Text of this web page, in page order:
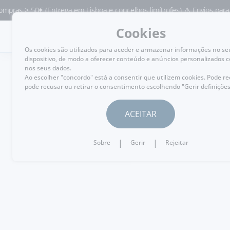
> 50€ (Entrega em Lisboa e concelhos limítrofes) ⚠️ Envios para
MENU
Vinhos Borges - Uma
Cookies
Os cookies são utilizados para aceder e armazenar informações no
dispositivo, de modo a oferecer conteúdo e anúncios personalizados
nos seus dados.
Ao escolher "concordo" está a consentir que utilizem cookies. Pode
pode recusar ou retirar o consentimento escolhendo "Gerir
ACEITAR
Sobre | Gerir | Rejeitar